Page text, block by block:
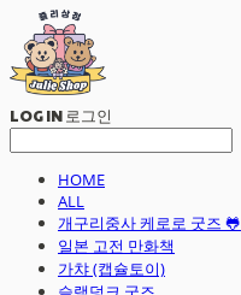
LOG IN로그인
HOME
ALL
개구리중사 케로로 굿즈 🐸
일본 고전 만화책
가챠 (캡슐토이)